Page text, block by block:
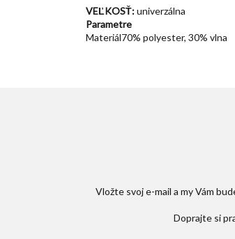
VEĽKOSŤ:univerzálna
Parametre
Materiál70% polyester, 30% vlna
Vložte svoj e-mail a my Vám